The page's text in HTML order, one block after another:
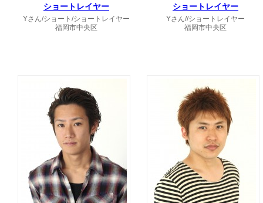
ショートレイヤー
Yさん/ショート/ショートレイヤー
福岡市中央区
ショートレイヤー
Yさん//ショートレイヤー
福岡市中央区